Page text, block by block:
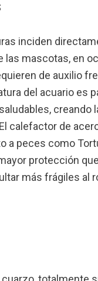
inciden
las mascotas, en
de auxilio
del acuario es
creando
calefactor de
a peces como
protección
más frágiles al